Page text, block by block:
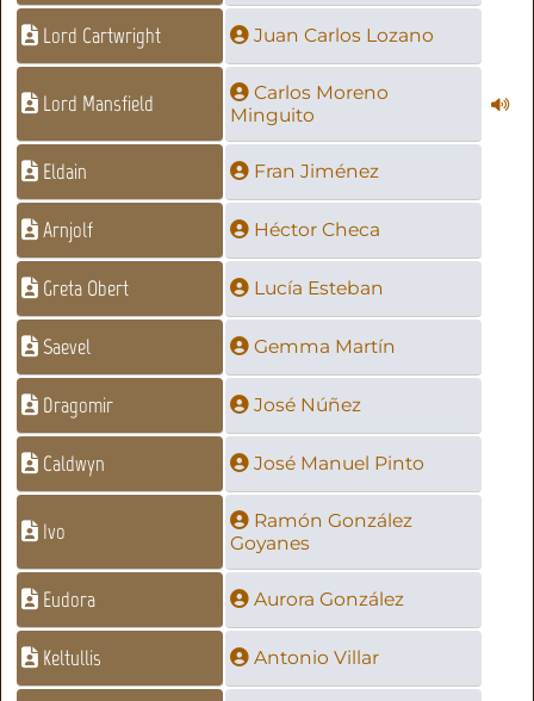
Lord Cartwright Juan Carlos Lozano
Lord Mansfield
Carlos Moreno
Minguito
Eldain Fran Jiménez
Arnjolf Héctor Checa
Greta Obert Lucía Esteban
Saevel Gemma Martín
Dragomir José Núñez
Caldwyn José Manuel Pinto
Ivo
Ramón González
Goyanes
Eudora Aurora González
Keltullis Antonio Villar